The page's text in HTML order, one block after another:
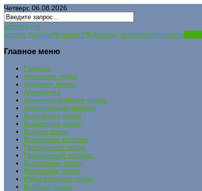
Четверг, 06.08.2026
uristinfo.net
Історія УкраїниИстория РФИсковые заявленияКонтакты
Главное меню
Главная
Авторское право
Аграрное право
Адвокатура
Административное право
Арбитражный процесс
Банковское право
Бюджетное право
Водное право
Всемирная история
Гражданское право
Гражданский процесс
Договорное право
Жилищное право
Избирательное право
История права